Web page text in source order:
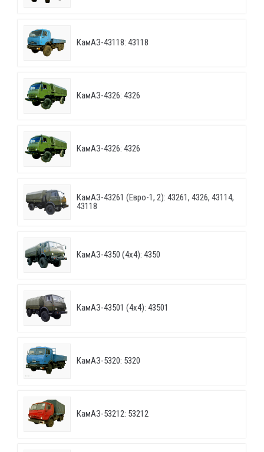
КамАЗ-43118: 43118
КамАЗ-4326: 4326
КамАЗ-4326: 4326
КамАЗ-43261 (Евро-1, 2): 43261, 4326, 43114,
43118
КамАЗ-4350 (4х4): 4350
КамАЗ-43501 (4х4): 43501
КамАЗ-5320: 5320
КамАЗ-53212: 53212